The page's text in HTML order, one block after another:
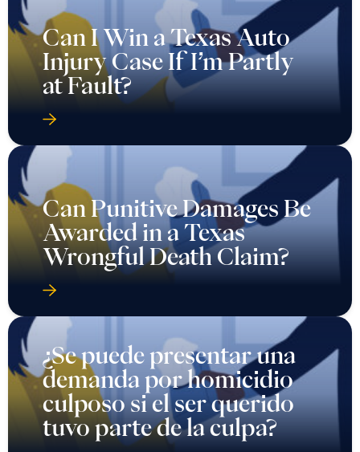
Can I Win a Texas Auto
Injury Case If I’m Partly
at Fault?
Can Punitive Damages Be
Awarded in a Texas
Wrongful Death Claim?
¿Se puede presentar una
demanda por homicidio
culposo si el ser querido
tuvo parte de la culpa?